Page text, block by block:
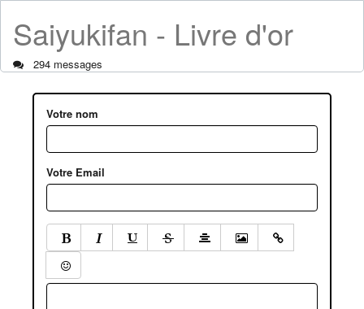
Saiyukifan - Livre d'or
294 messages
Votre nom
Votre Email